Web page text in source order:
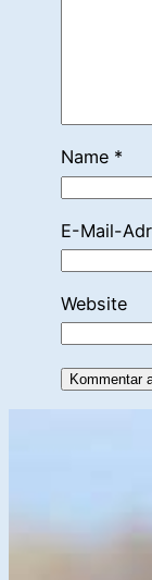
Name *
E-Mail-
Website